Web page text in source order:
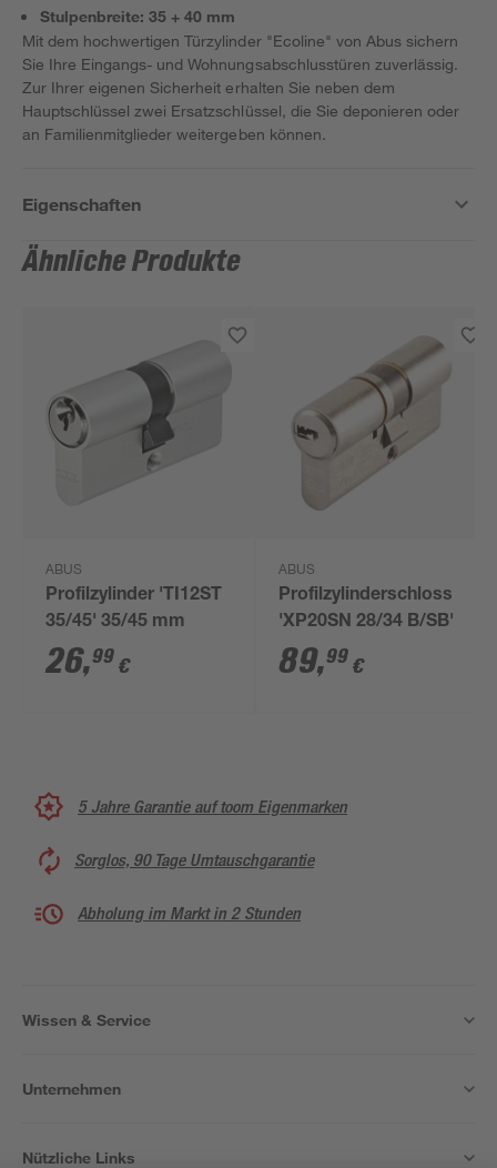
Stulpenbreite: 35 + 40 mm
Mit dem hochwertigen Türzylinder "Ecoline" von Abus sichern
Sie Ihre Eingangs- und Wohnungsabschlusstüren zuverlässig.
Zur Ihrer eigenen Sicherheit erhalten Sie neben dem
Hauptschlüssel zwei Ersatzschlüssel, die Sie deponieren oder
an Familienmitglieder weitergeben können.
Eigenschaften
Ähnliche Produkte
ABUS
Profilzylinder 'TI12ST
35/45' 35/45 mm
26,99 €
ABUS
Profilzylinderschloss
'XP20SN 28/34 B/SB'
89,99 €
5 Jahre Garantie auf toom Eigenmarken
Sorglos, 90 Tage Umtauschgarantie
Abholung im Markt in 2 Stunden
Wissen & Service
Unternehmen
Nützliche Links